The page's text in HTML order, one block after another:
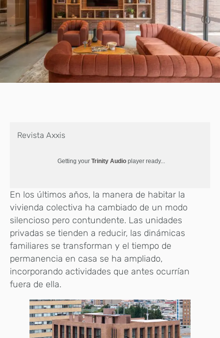
Revista Axxis
Getting your Trinity Audio player ready...
En los últimos años, la manera de habitar la
vivienda colectiva ha cambiado de un modo
silencioso pero contundente. Las unidades
privadas se tienden a reducir, las dinámicas
familiares se transforman y el tiempo de
permanencia en casa se ha ampliado,
incorporando actividades que antes ocurrían
fuera de ella.